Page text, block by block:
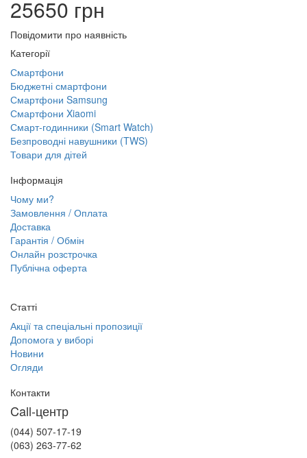
25650 грн
Повідомити про наявність
Категорії
Смартфони
Бюджетні смартфони
Смартфони Samsung
Смартфони Xiaomi
Смарт-годинники (Smart Watch)
Безпроводні навушники (TWS)
Товари для дітей
Інформація
Чому ми?
Замовлення / Оплата
Доставка
Гарантія / Обмін
Онлайн розстрочка
Публічна оферта
Статті
Акції та спеціальні пропозиції
Допомога у виборі
Новини
Огляди
Контакти
Call-центр
(044) 507-17-19
(063) 263-77-62